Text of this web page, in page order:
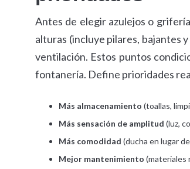
Antes de elegir azulejos o
alturas (incluye pilares, bajantes
ventilación. Estos puntos
fontanería. Define prioridades
Más almacenamiento (toallas,
Más sensación de amplitud (luz,
Más comodidad (ducha en lugar
Mejor mantenimiento (materiales